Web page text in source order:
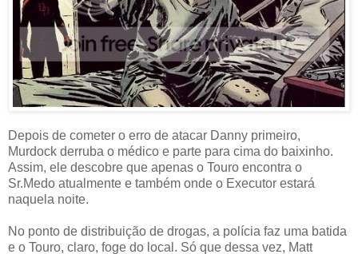
Depois de cometer o erro de atacar Danny primeiro,
Murdock derruba o médico e parte para cima do baixinho.
Assim, ele descobre que apenas o Touro encontra o
Sr.Medo atualmente e também onde o Executor estará
naquela noite.
No ponto de distribuição de drogas, a polícia faz uma batida
e o Touro, claro, foge do local. Só que dessa vez, Matt